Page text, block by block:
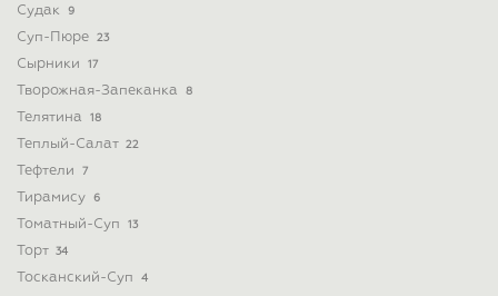
Судак 9
Суп-Пюре 23
Сырники 17
Творожная-Запеканка 8
Телятина 18
Теплый-Салат 22
Тефтели 7
Тирамису 6
Томатный-Суп 13
Торт 34
Тосканский-Суп 4